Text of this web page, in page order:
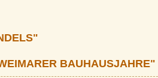
BAUHAUSJAHRE"